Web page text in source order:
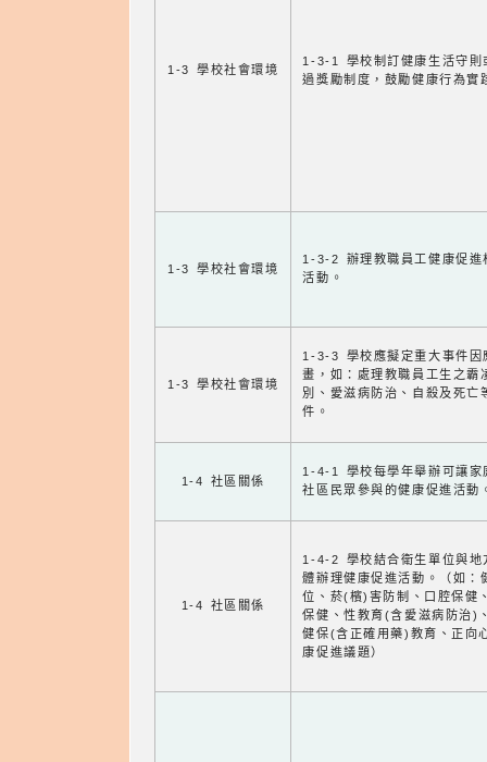
1-3 學校社會環境
1-3-1 學校制訂健康生活守則
過獎勵制度，鼓勵健康行為實
1-3 學校社會環境
1-3-2 辦理教職員工健康促進
活動。
1-3 學校社會環境
1-3-3 學校應擬定重大事件因
畫，如：處理教職員工生之霸
別、愛滋病防治、自殺及死亡
件。
1-4 社區關係
1-4-1 學校每學年舉辦可讓家
社區民眾參與的健康促進活動
1-4 社區關係
1-4-2 學校結合衛生單位與地
體辦理健康促進活動。（如：
位、菸(檳)害防制、口腔保健
保健、性教育(含愛滋病防治)
健保(含正確用藥)教育、正向
康促進議題）